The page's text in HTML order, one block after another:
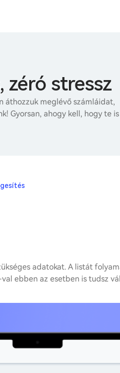
stressz
áthozzuk meglévő számláidat,
Gyorsan, ahogy kell, hogy te is
adatokat. A listát
ebben az esetben is tudsz